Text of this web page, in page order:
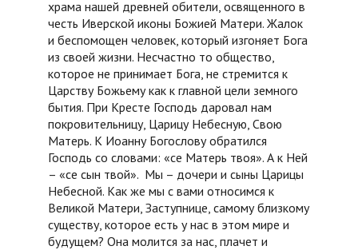
храма нашей древней обители, освященного в
честь Иверской иконы Божией Матери. Жалок
и беспомощен человек, который изгоняет Бога
из своей жизни. Несчастно то общество,
которое не принимает Бога, не стремится к
Царству Божьему как к главной цели земного
бытия. При Кресте Господь даровал нам
покровительницу, Царицу Небесную, Свою
Матерь. К Иоанну Богослову обратился
Господь со словами: «се Матерь твоя». А к Ней
– «се сын твой». Мы – дочери и сыны Царицы
Небесной. Как же мы с вами относимся к
Великой Матери, Заступнице, самому близкому
существу, которое есть у нас в этом мире и
будущем? Она молится за нас, плачет и